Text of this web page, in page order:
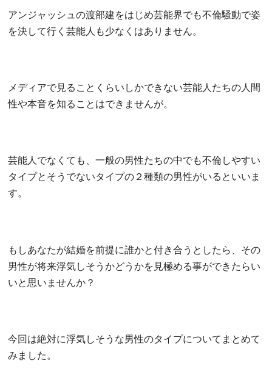
アンジャッシュの渡部建をはじめ芸能界でも不倫騒動で姿
を決して行く芸能人も少なくはありません。
メディアで見ることくらいしかできない芸能人たちの人間
性や本音を知ることはできませんが。
芸能人でなくても、一般の男性たちの中でも不倫しやすい
タイプとそうでないタイプの２種類の男性がいるといいま
す。
もしあなたが結婚を前提に誰かと付き合うとしたら、その
男性が将来浮気しそうかどうかを見極める事ができたらい
いと思いませんか？
今回は絶対に浮気しそうな男性のタイプについてまとめて
みました。